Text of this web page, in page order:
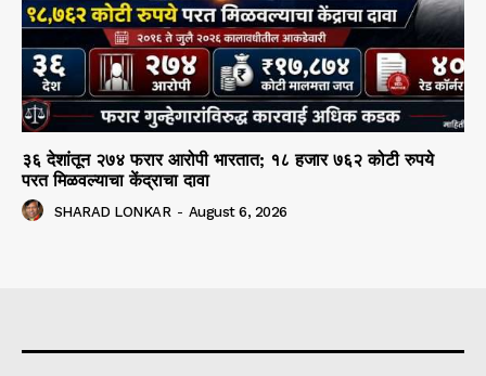
३६ देशांतून २७४ फरार आरोपी भारतात; १८ हजार ७६२ कोटी रुपये
परत मिळवल्याचा केंद्राचा दावा
SHARAD LONKAR - August 6, 2026